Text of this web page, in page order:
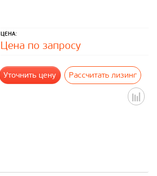
ЦЕНА:
Цена по запросу
Уточнить цену Рассчитать лизинг